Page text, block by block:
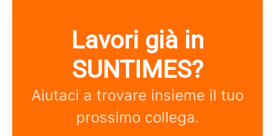
Lavori già in
SUNTIMES?
Aiutaci a trovare insieme il tuo
prossimo collega.